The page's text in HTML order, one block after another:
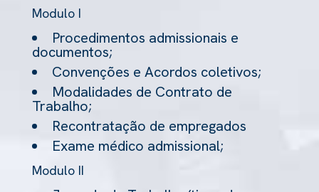
Modulo I
Procedimentos admissionais e
documentos;
Convenções e Acordos coletivos;
Modalidades de Contrato de
Trabalho;
Recontratação de empregados
Exame médico admissional;
Modulo II